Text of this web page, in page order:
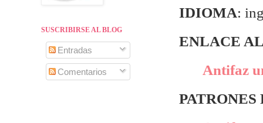
IDIOMA:
ENLACE
Antifaz
SUSCRIBIRSE AL BLOG
Entradas
Comentarios